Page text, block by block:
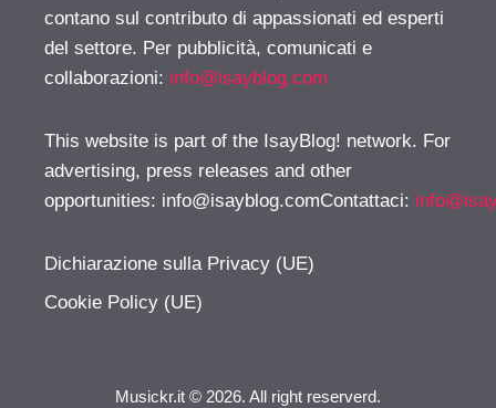
contano sul contributo di appassionati ed esperti
del settore. Per pubblicità, comunicati e
collaborazioni: info@isayblog.com
This website is part of the IsayBlog! network. For
advertising, press releases and other
opportunities: info@isayblog.comContattaci:
Dichiarazione sulla Privacy (UE)
Cookie Policy (UE)
Musickr.it © 2026. All right reserverd.